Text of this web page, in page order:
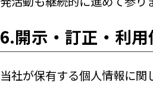
6.開示・訂正・利
当社が保有する個人情報に関